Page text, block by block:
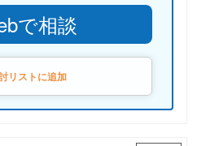
で相談
リストに追加